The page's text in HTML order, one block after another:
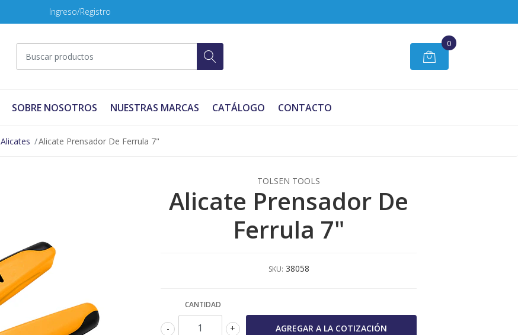
Ingreso/Registro
0
SOBRE NOSOTROS NUESTRAS MARCAS CATÁLOGO CONTACTO
Alicates Alicate Prensador De Ferrula 7"
TOLSEN TOOLS
Alicate Prensador De
Ferrula 7"
SKU: 38058
CANTIDAD
+
-